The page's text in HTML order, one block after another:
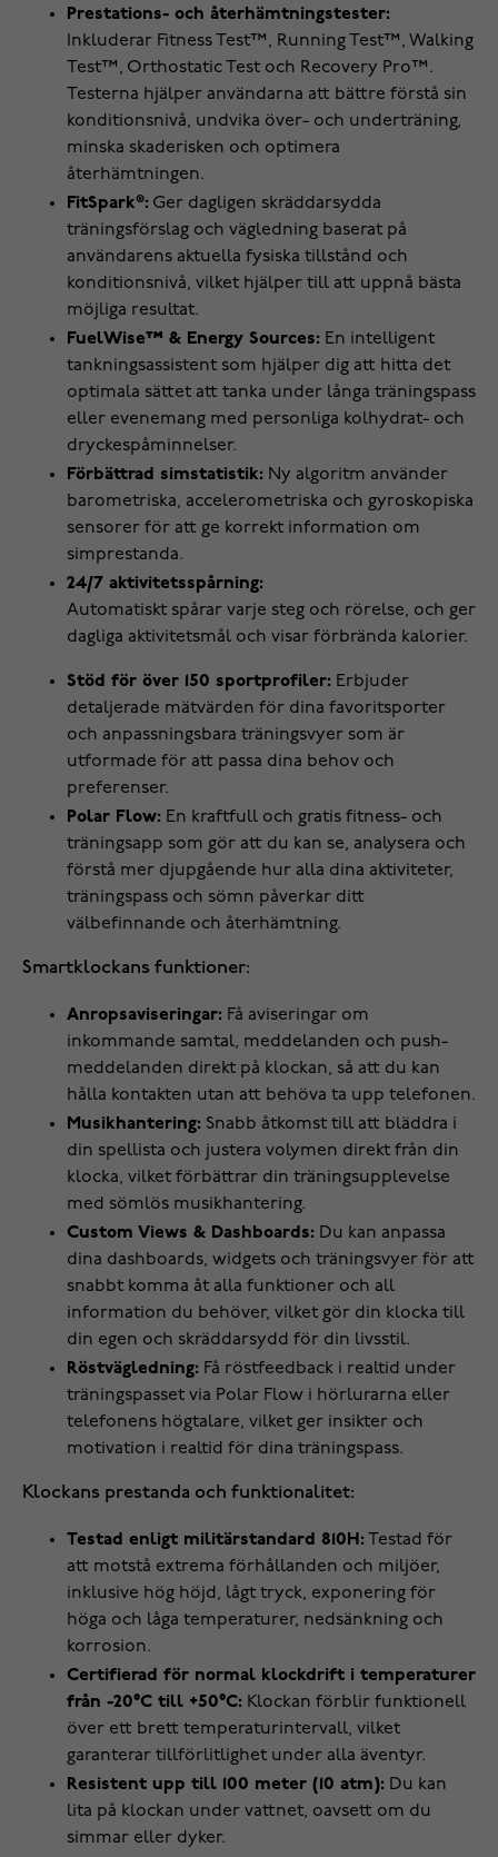
Prestations- och återhämtningstester:
Inkluderar Fitness Test™, Running Test™, Walking
Test™, Orthostatic Test och Recovery Pro™.
Testerna hjälper användarna att bättre förstå sin
konditionsnivå, undvika över- och underträning,
minska skaderisken och optimera
återhämtningen.
FitSpark®: Ger dagligen skräddarsydda
träningsförslag och vägledning baserat på
användarens aktuella fysiska tillstånd och
konditionsnivå, vilket hjälper till att uppnå bästa
möjliga resultat.
FuelWise™ & Energy Sources: En intelligent
tankningsassistent som hjälper dig att hitta det
optimala sättet att tanka under långa träningspass
eller evenemang med personliga kolhydrat- och
dryckespåminnelser.
Förbättrad simstatistik: Ny algoritm använder
barometriska, accelerometriska och gyroskopiska
sensorer för att ge korrekt information om
simprestanda.
24/7 aktivitetsspårning:
Automatiskt spårar varje steg och rörelse, och ger
dagliga aktivitetsmål och visar förbrända kalorier.
Stöd för över 150 sportprofiler: Erbjuder
detaljerade mätvärden för dina favoritsporter
och anpassningsbara träningsvyer som är
utformade för att passa dina behov och
preferenser.
Polar Flow: En kraftfull och gratis fitness- och
träningsapp som gör att du kan se, analysera och
förstå mer djupgående hur alla dina aktiviteter,
träningspass och sömn påverkar ditt
välbefinnande och återhämtning.
Smartklockans funktioner:
Anropsaviseringar: Få aviseringar om
inkommande samtal, meddelanden och push-
meddelanden direkt på klockan, så att du kan
hålla kontakten utan att behöva ta upp telefonen.
Musikhantering: Snabb åtkomst till att bläddra i
din spellista och justera volymen direkt från din
klocka, vilket förbättrar din träningsupplevelse
med sömlös musikhantering.
Custom Views & Dashboards: Du kan anpassa
dina dashboards, widgets och träningsvyer för att
snabbt komma åt alla funktioner och all
information du behöver, vilket gör din klocka till
din egen och skräddarsydd för din livsstil.
Röstvägledning: Få röstfeedback i realtid under
träningspasset via Polar Flow i hörlurarna eller
telefonens högtalare, vilket ger insikter och
motivation i realtid för dina träningspass.
Klockans prestanda och funktionalitet:
Testad enligt militärstandard 810H: Testad för
att motstå extrema förhållanden och miljöer,
inklusive hög höjd, lågt tryck, exponering för
höga och låga temperaturer, nedsänkning och
korrosion.
Certifierad för normal klockdrift i temperaturer
från -20°C till +50°C: Klockan förblir funktionell
över ett brett temperaturintervall, vilket
garanterar tillförlitlighet under alla äventyr.
Resistent upp till 100 meter (10 atm): Du kan
lita på klockan under vattnet, oavsett om du
simmar eller dyker.